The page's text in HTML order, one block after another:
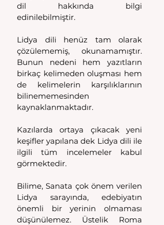
dil hakkında bilgi
edinilebilmiştir.
Lidya dili henüz tam olarak
çözülememiş, okunamamıştır.
Bunun nedeni hem yazıtların
birkaç kelimeden oluşması hem
de kelimelerin karşılıklarının
bilinememesinden
kaynaklanmaktadır.
Kazılarda ortaya çıkacak yeni
keşifler yapılana dek Lidya dili ile
ilgili tüm incelemeler kabul
görmektedir.
Bilime, Sanata çok önem verilen
Lidya sarayında, edebiyatın
önemli bir yerinin olmaması
düşünülemez. Üstelik Roma